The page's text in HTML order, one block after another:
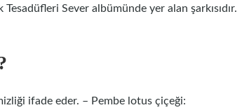
Sever albümünde yer alan şarkısıdır.
ifade eder. – Pembe lotus çiçeği: